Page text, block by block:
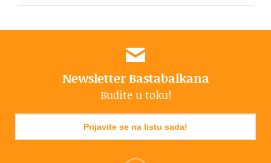
Newsletter Bastabalkana
Budite u toku!
Prijavite se na listu sada!